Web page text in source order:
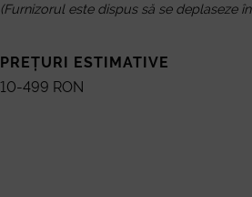
(Furnizorul este dispus să se deplaseze
PREȚURI ESTIMATIVE
10-499 RON